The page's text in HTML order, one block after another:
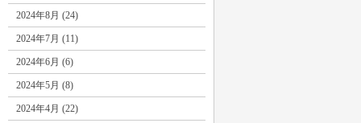
2024年8月 (24)
2024年7月 (11)
2024年6月 (6)
2024年5月 (8)
2024年4月 (22)